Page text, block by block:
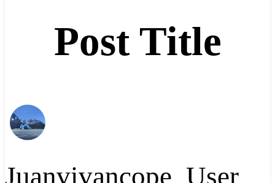
Post Title
Juanvivancope_User